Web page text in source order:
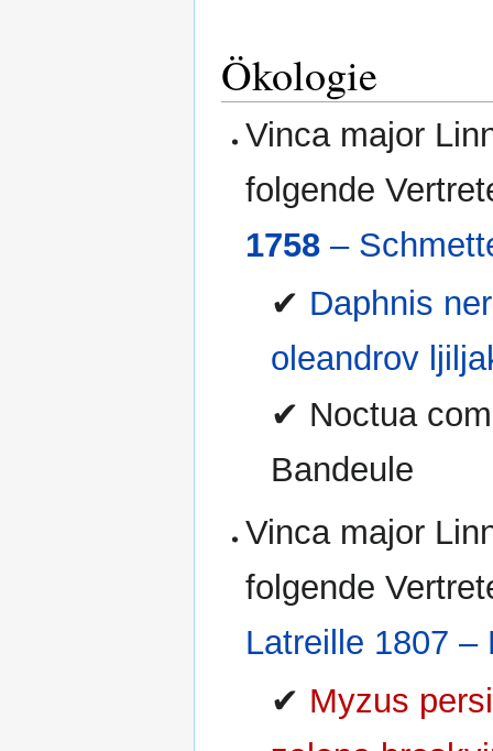
Ökologie
Vinca major
folgende
1758 –
✔ Daphnis
oleandrov
✔ Noctua
Bandeule
Vinca major
folgende
Latreille 1807
✔ Myzus